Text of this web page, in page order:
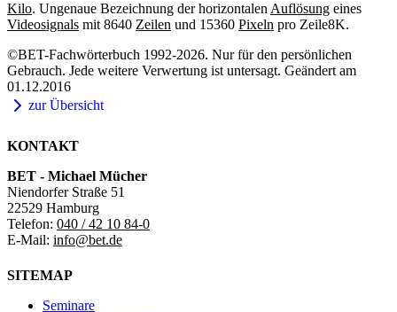
Kilo. Ungenaue Bezeichnung der horizontalen Auflösung eines
Videosignals mit 8640 Zeilen und 15360 Pixeln pro Zeile8K.
©BET-Fachwörterbuch 1992-2026. Nur für den persönlichen
Gebrauch. Jede weitere Verwertung ist untersagt. Geändert am
01.12.2016
zur Übersicht
KONTAKT
BET - Michael Mücher
Niendorfer Straße 51
22529 Hamburg
Telefon: 040 / 42 10 84-0
E-Mail: info@bet.de
SITEMAP
Seminare